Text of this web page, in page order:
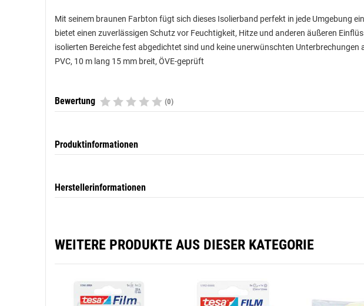
Mit seinem braunen Farbton fügt sich dieses Isolierband perfekt in jede Umgebung
bietet einen zuverlässigen Schutz vor Feuchtigkeit, Hitze und anderen äußeren
isolierten Bereiche fest abgedichtet sind und keine unerwünschten Unterbrechungen
PVC, 10 m lang 15 mm breit, ÖVE-geprüft
Bewertung (0)
Produktinformationen
Herstellerinformationen
WEITERE PRODUKTE AUS DIESER KATEGORIE